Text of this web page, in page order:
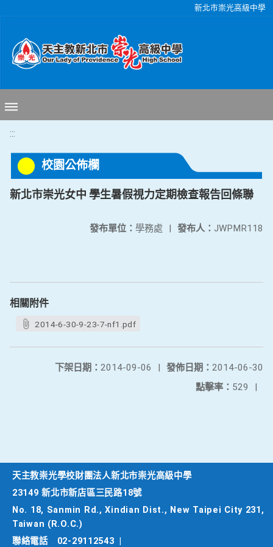
新北市崇光高級中學
:::
校園公佈欄
新北市崇光女中 學生暑假視力定期檢查報告回條聯
發布人： JWPMR118
發布單位： 學務處 |
相關附件
2014-6-30-9-23-7-nf1.pdf
發佈日期： 2014-06-30
下架日期： 2014-09-06
|
點擊率： 529 |
天主教崇光學校財團法人新北市崇光高級中學
23149 新北市新店區三民路18號
No. 18, Sanmin Rd., Xindian Dist., New Taipei City 231,
Taiwan (R.O.C.)
聯絡電話
02-29112543